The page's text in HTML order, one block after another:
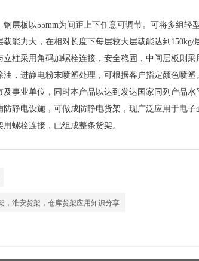
层板以55mm为间距上下任意可调节。可将多组轻
能力大，在相对长度下每层较大层载能达到150kg/
柱采用角码加螺栓连接，安全稳固，中间层板则采
，进静电粉末喷塑处理，可根据客户指定颜色喷塑
事业单位，同时本产品以达到发达国家同列产品水
静电设施，可做成防静电货架，现广泛应用于电子
螺栓连接，已组成整条货架。
，淮安货架，仓库货架应用知识分享